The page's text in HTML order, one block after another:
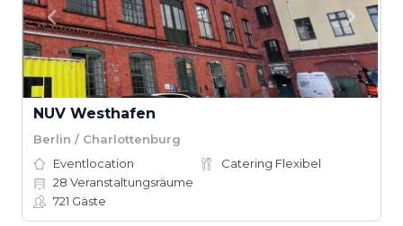
NUV Westhafen
Berlin / Charlottenburg
Eventlocation
Catering Flexibel
28 Veranstaltungsräume
721 Gäste